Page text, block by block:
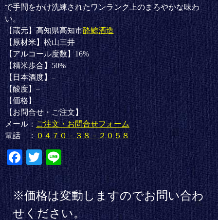
で手間をかけ洗練されたワンランク上のまろやかな味わ
い。
【蔵元】高知県高知市酔鯨酒造
【原材米】松山三井
【アルコール度数】16%
【精米歩合】50%
【日本酒度】–
【酸度】–
【価格】
【お問合せ・ご注文】
メール： ご注文・お問合せフォーム
電話 ： ０４７０－３８－２０５８
Fa
ce
bo
ok
T
wi
tte
r
Li
ne
※価格は変動しますのでお問い合わ
せください。